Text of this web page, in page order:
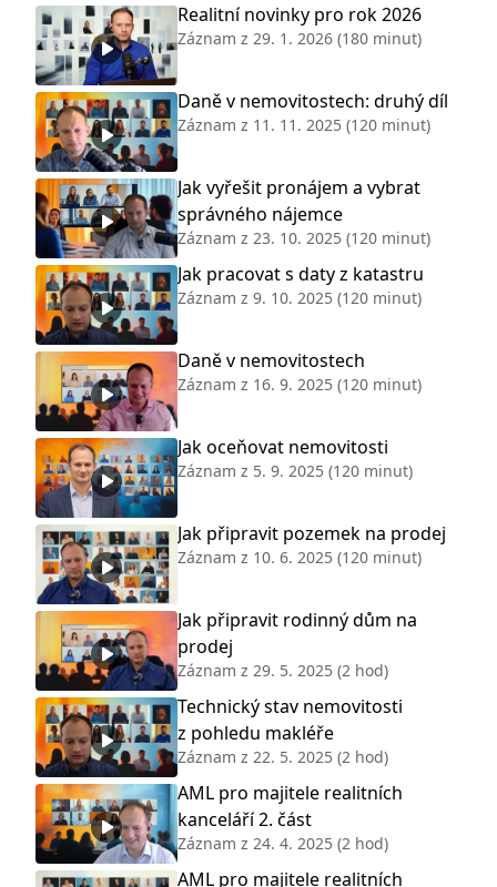
Realitní novinky pro rok 2026
Záznam z 29. 1. 2026 (180 minut)
Daně v nemovitostech: druhý díl
Záznam z 11. 11. 2025 (120 minut)
Jak vyřešit pronájem a vybrat
správného nájemce
Záznam z 23. 10. 2025 (120 minut)
Jak pracovat s daty z katastru
Záznam z 9. 10. 2025 (120 minut)
Daně v nemovitostech
Záznam z 16. 9. 2025 (120 minut)
Jak oceňovat nemovitosti
Záznam z 5. 9. 2025 (120 minut)
Jak připravit pozemek na prodej
Záznam z 10. 6. 2025 (120 minut)
Jak připravit rodinný dům na
prodej
Záznam z 29. 5. 2025 (2 hod)
Technický stav nemovitosti
z pohledu makléře
Záznam z 22. 5. 2025 (2 hod)
AML pro majitele realitních
kanceláří 2. část
Záznam z 24. 4. 2025 (2 hod)
AML pro majitele realitních